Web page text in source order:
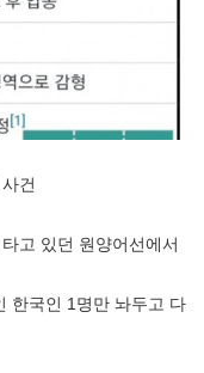
건
고 있던 원양어선에서
한국인 1명만 놔두고 다